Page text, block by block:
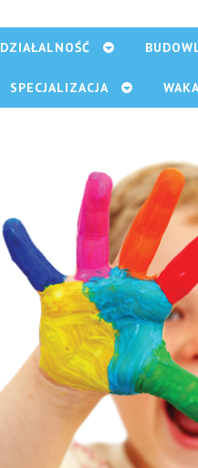
DZIAŁALNOŚĆ
SPECJALIZACJA